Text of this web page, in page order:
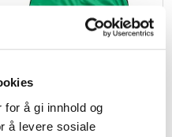
å gi innhold og
å levere sosiale